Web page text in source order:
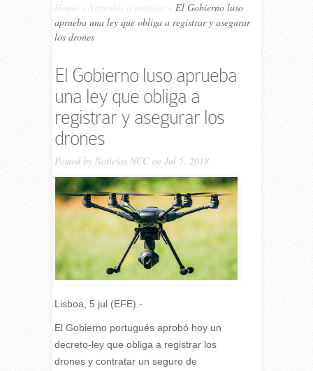
Home Artículos o noticias
El Gobierno luso
aprueba una ley que obliga a registrar y asegurar
los drones
El Gobierno luso aprueba
una ley que obliga a
registrar y asegurar los
drones
Posted by Noticias NCCon Jul 5, 2018
Lisboa, 5 jul (EFE).-
El Gobierno portugués aprobó hoy un
decreto-ley que obliga a registrar los
drones y contratar un seguro de